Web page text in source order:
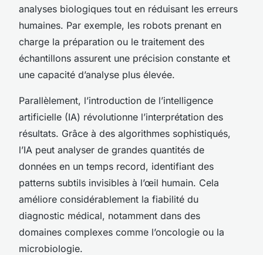
analyses biologiques tout en réduisant les erreurs
humaines. Par exemple, les robots prenant en
charge la préparation ou le traitement des
échantillons assurent une précision constante et
une capacité d’analyse plus élevée.
Parallèlement, l’introduction de l’intelligence
artificielle (IA) révolutionne l’interprétation des
résultats. Grâce à des algorithmes sophistiqués,
l’IA peut analyser de grandes quantités de
données en un temps record, identifiant des
patterns subtils invisibles à l’œil humain. Cela
améliore considérablement la fiabilité du
diagnostic médical, notamment dans des
domaines complexes comme l’oncologie ou la
microbiologie.